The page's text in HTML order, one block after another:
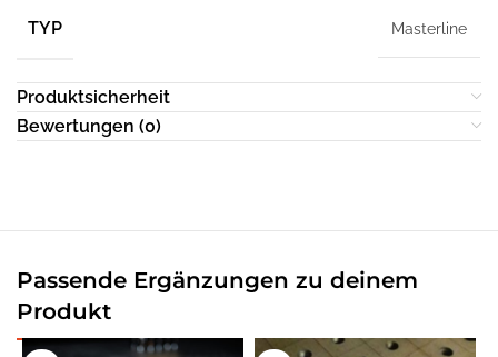
TYP Masterline
Produktsicherheit
Bewertungen (0)
Passende Ergänzungen zu deinem
Produkt